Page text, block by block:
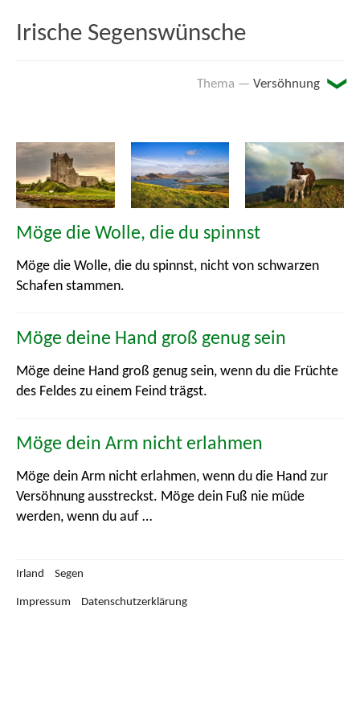
Irische Segenswünsche
Versöhnung
Arbeit
Auf dem Weg
Feuer
Freundschaft
Glaube
Jahr und Jahreszeiten
Lächeln, Freundlichkeit, Freude
Leben
Möge die Wolle, die du spinnst
Möge die Wolle, die du spinnst, nicht von schwarzen
Schafen stammen.
Möge deine Hand groß genug sein
Möge deine Hand groß genug sein, wenn du die Früchte
des Feldes zu einem Feind trägst.
Möge dein Arm nicht erlahmen
Möge dein Arm nicht erlahmen, wenn du die Hand zur
Versöhnung ausstreckst. Möge dein Fuß nie müde
werden, wenn du auf …
Irland Segen
Impressum Datenschutzerklärung